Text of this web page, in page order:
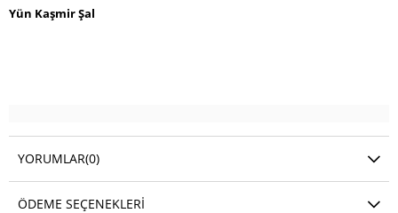
Yün Kaşmir Şal
YORUMLAR(0)
ÖDEME SEÇENEKLERI